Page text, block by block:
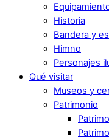
Historia
Bandera y
Himno
Personajes
Qué visitar
Museos y
Patrimonio